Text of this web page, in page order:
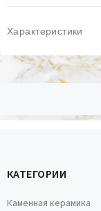
Характеристики
КАТЕГОРИИ
Каменная керамика